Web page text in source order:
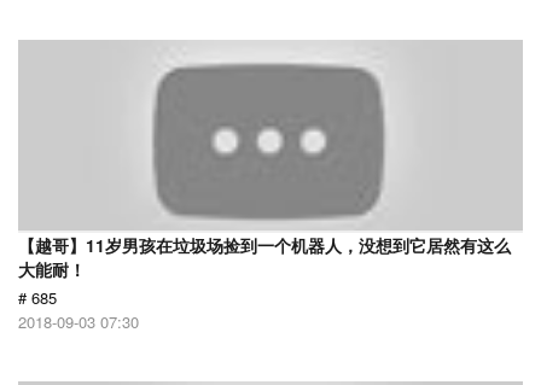
【越哥】11岁男孩在垃圾场捡到一个机器人，没想到它居然有这么
大能耐！
# 685
2018-09-03 07:30